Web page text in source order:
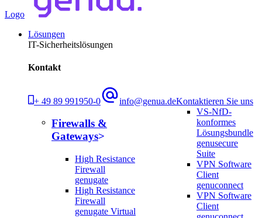
Logo
Lösungen
IT-Sicherheitslösungen
Kontakt
+ 49 89 991950-0 info@genua.deKontaktieren Sie uns
Firewalls &
Gateways
High Resistance
Firewall
genugate
High Resistance
Firewall
genugate Virtual
VS-NfD-
konformes
Lösungsbundle
genusecure
Suite
VPN Software
Client
genuconnect
VPN Software
Client